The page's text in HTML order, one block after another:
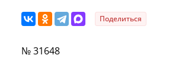
Поделиться
№ 31648